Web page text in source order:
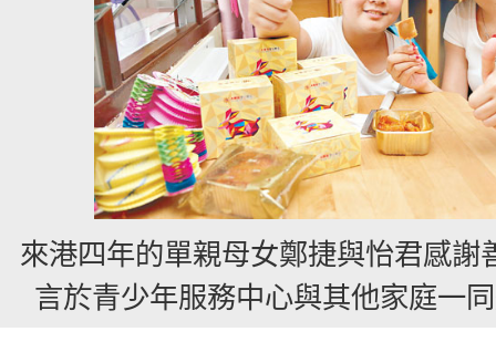
來港四年的單親母女鄭捷與怡君感謝
言於青少年服務中心與其他家庭一